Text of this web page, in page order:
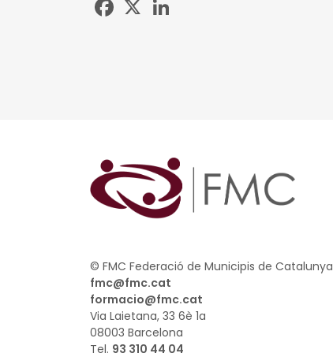
© FMC Federació de Municipis de Catalunya
fmc@fmc.cat
formacio@fmc.cat
Via Laietana, 33 6è 1a
08003 Barcelona
Tel. 93 310 44 04